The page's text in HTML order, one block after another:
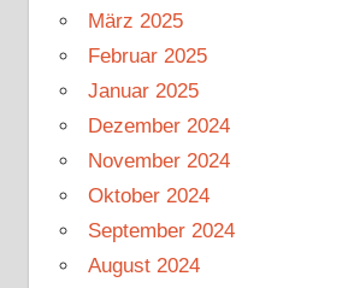
März 2025
Februar 2025
Januar 2025
Dezember 2024
November 2024
Oktober 2024
September 2024
August 2024